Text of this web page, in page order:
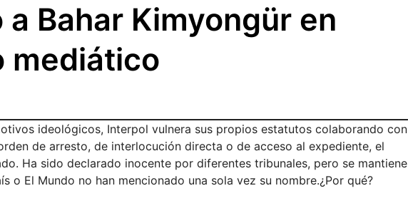
Bahar Kimyongür en
mediático
ideológicos, Interpol vulnera sus propios estatutos colaborando con
de arresto, de interlocución directa o de acceso al expediente, el
Ha sido declarado inocente por diferentes tribunales, pero se mantiene
o El Mundo no han mencionado una sola vez su nombre.¿Por qué?